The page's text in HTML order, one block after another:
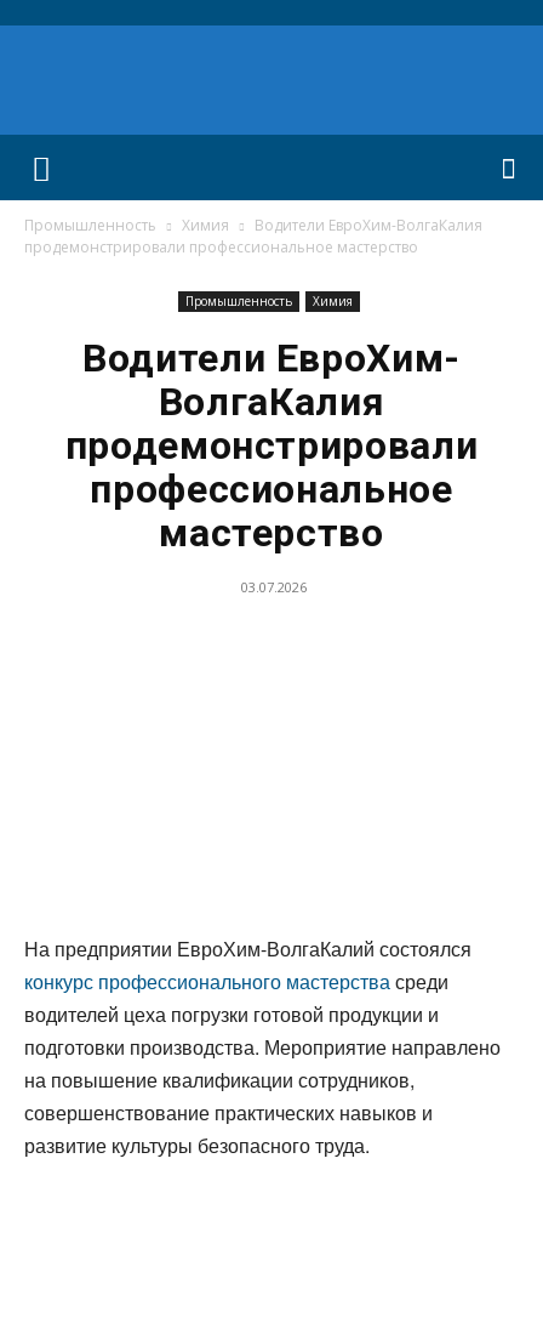
Промышленность Химия
Водители ЕвроХим-ВолгаКалия
продемонстрировали профессиональное мастерство
Промышленность Химия
Водители ЕвроХим-
ВолгаКалия
продемонстрировали
профессиональное
мастерство
03.07.2026
На предприятии ЕвроХим-ВолгаКалий состоялся
конкурс профессионального мастерствасреди
водителей цеха погрузки готовой продукции и
подготовки производства. Мероприятие направлено
на повышение квалификации сотрудников,
совершенствование практических навыков и
развитие культуры безопасного труда.